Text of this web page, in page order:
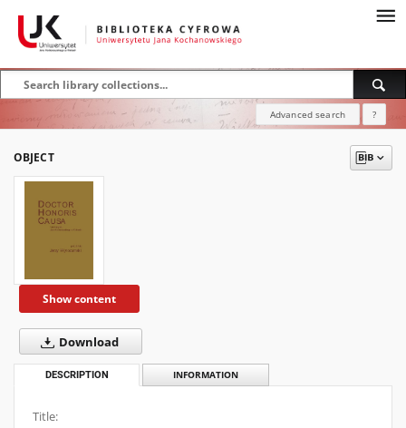
Advanced search ?
OBJECT
Show content
Download
DESCRIPTION INFORMATION
Title: